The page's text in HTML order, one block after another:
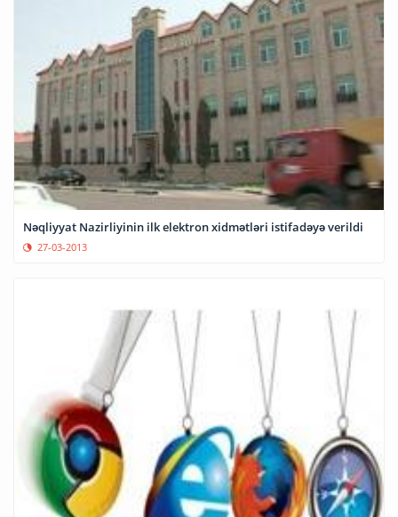
Nəqliyyat Nazirliyinin ilk elektron xidmətləri istifadəyə verildi
27-03-2013